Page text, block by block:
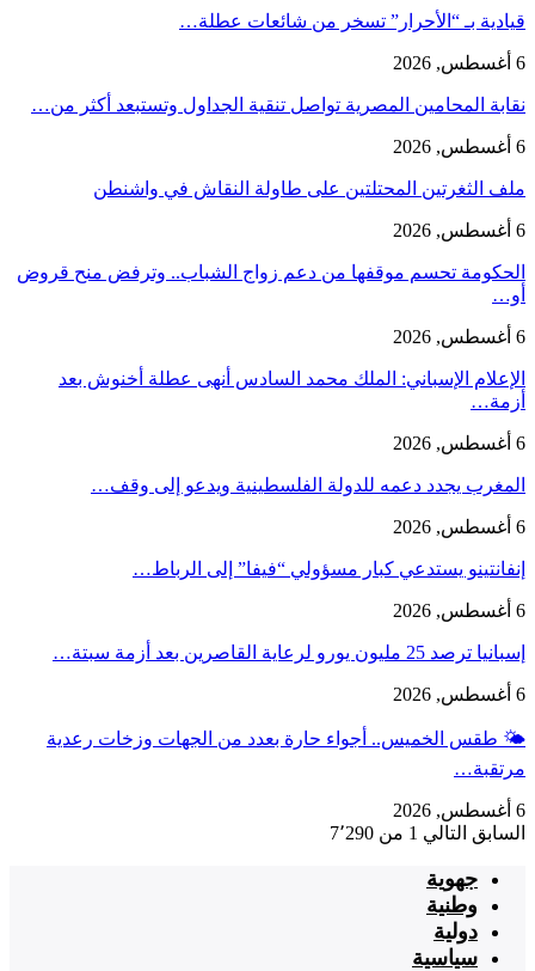
قيادية بـ “الأحرار” تسخر من شائعات عطلة…
6 أغسطس, 2026
نقابة المحامين المصرية تواصل تنقية الجداول وتستبعد أكثر من…
6 أغسطس, 2026
ملف الثغرتين المحتلتين على طاولة النقاش في واشنطن
6 أغسطس, 2026
الحكومة تحسم موقفها من دعم زواج الشباب.. وترفض منح قروض
أو…
6 أغسطس, 2026
الإعلام الإسباني: الملك محمد السادس أنهى عطلة أخنوش بعد
أزمة…
6 أغسطس, 2026
المغرب يجدد دعمه للدولة الفلسطينية ويدعو إلى وقف…
6 أغسطس, 2026
إنفانتينو يستدعي كبار مسؤولي “فيفا” إلى الرباط…
6 أغسطس, 2026
إسبانيا ترصد 25 مليون يورو لرعاية القاصرين بعد أزمة سبتة…
6 أغسطس, 2026
🌤️ طقس الخميس.. أجواء حارة بعدد من الجهات وزخات رعدية
مرتقبة…
6 أغسطس, 2026
السابق التالي 1 من 7٬290
جهوية
وطنية
دولية
سياسية